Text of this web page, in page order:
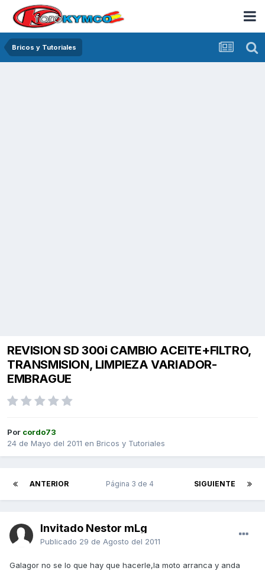
Bricos y Tutoriales
REVISION SD 300i CAMBIO ACEITE+FILTRO,
TRANSMISION, LIMPIEZA VARIADOR-
EMBRAGUE
Por cordo73
24 de Mayo del 2011 en Bricos y Tutoriales
ANTERIOR SIGUIENTE
Página 3 de 4
Invitado Nestor mLg
Publicado 29 de Agosto del 2011
Galagor no se lo que hay que hacerle,la moto arranca y anda